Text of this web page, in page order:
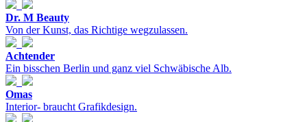
Dr. M Beauty
Von der Kunst, das Richtige wegzulassen.
Achtender
Ein bisschen Berlin und ganz viel Schwäbische Alb.
Omas
Interior- braucht Grafikdesign.